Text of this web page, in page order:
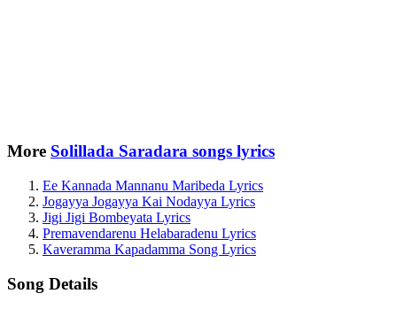
More Solillada Saradara songs lyrics
Ee Kannada Mannanu Maribeda Lyrics
Jogayya Jogayya Kai Nodayya Lyrics
Jigi Jigi Bombeyata Lyrics
Premavendarenu Helabaradenu Lyrics
Kaveramma Kapadamma Song Lyrics
Song Details